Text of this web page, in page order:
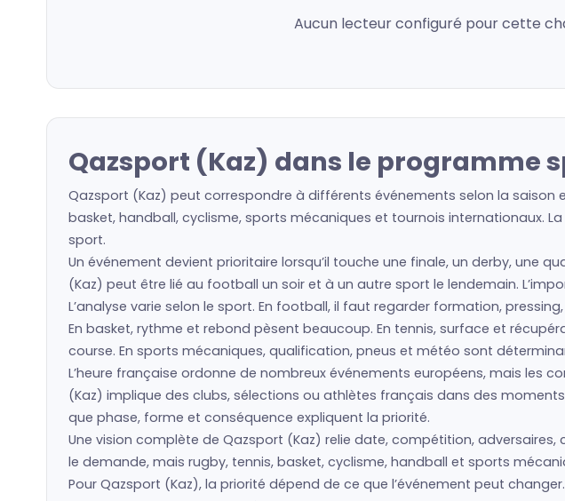
Aucun lecteur configuré pour cette
Qazsport (Kaz) dans le programme
Qazsport (Kaz) peut correspondre à différents événements selon la
basket, handball, cyclisme, sports mécaniques et tournois internationaux.
sport.
Un événement devient prioritaire lorsqu’il touche une finale, un derby, une
(Kaz) peut être lié au football un soir et à un autre sport le lendemain.
L’analyse varie selon le sport. En football, il faut regarder formation,
En basket, rythme et rebond pèsent beaucoup. En tennis, surface et
course. En sports mécaniques, qualification, pneus et météo sont
L’heure française ordonne de nombreux événements européens, mais les
(Kaz) implique des clubs, sélections ou athlètes français dans des
que phase, forme et conséquence expliquent la priorité.
Une vision complète de Qazsport (Kaz) relie date, compétition,
le demande, mais rugby, tennis, basket, cyclisme, handball et sports
Pour Qazsport (Kaz), la priorité dépend de ce que l’événement peut